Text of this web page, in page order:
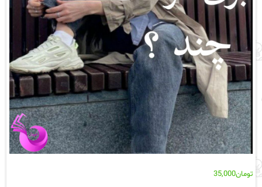
تومان35,000